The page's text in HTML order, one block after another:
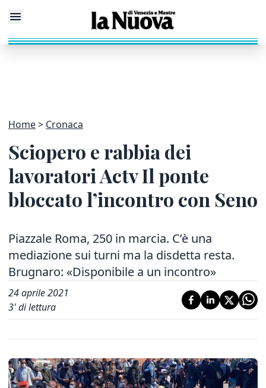
Home Cronaca
Sciopero e rabbia dei
lavoratori Actv Il ponte
bloccato l’incontro con Seno
Piazzale Roma, 250 in marcia. C’è una
mediazione sui turni ma la disdetta resta.
Brugnaro: «Disponibile a un incontro»
24 aprile 2021
3' di lettura